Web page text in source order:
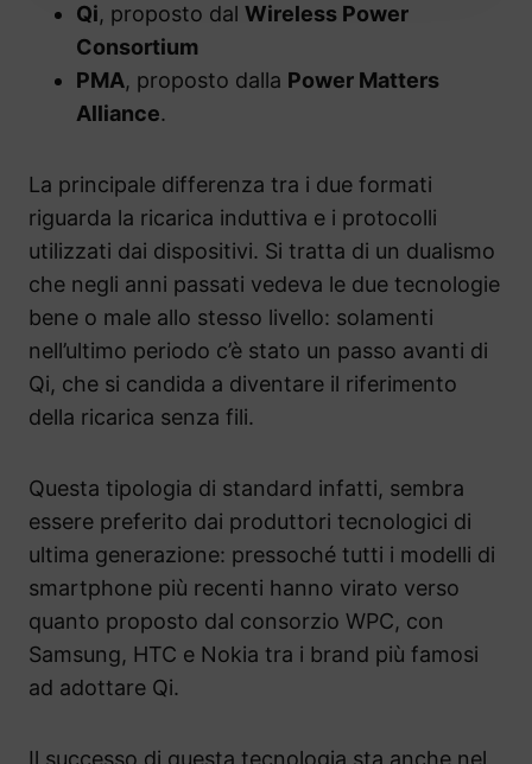
Qi, proposto dal Wireless Power
Consortium
PMA, proposto dalla Power Matters
Alliance.
La principale differenza tra i due formati
riguarda la ricarica induttiva e i protocolli
utilizzati dai dispositivi. Si tratta di un dualismo
che negli anni passati vedeva le due tecnologie
bene o male allo stesso livello: solamenti
nell’ultimo periodo c’è stato un passo avanti di
Qi, che si candida a diventare il riferimento
della ricarica senza fili.
Questa tipologia di standard infatti, sembra
essere preferito dai produttori tecnologici di
ultima generazione: pressoché tutti i modelli di
smartphone più recenti hanno virato verso
quanto proposto dal consorzio WPC, con
Samsung, HTC e Nokia tra i brand più famosi
ad adottare Qi.